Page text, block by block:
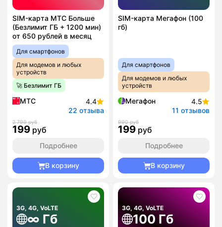
SIM-карта МТС Больше
(Безлимит ГБ + 1200 мин)
от 650 рублей в месяц
Для смартфонов
Для модемов и любых
устройств
🚀 Безлимит ГБ
МТС
4.4
22 отзыва
2 799 руб
199 руб
Подробнее
В корзину
SIM-карта Мегафон (100
гб)
Для смартфонов
Для модемов и любых
устройств
Мегафон
4.5
11 отзывов
990 руб
199 руб
Подробнее
В корзину
3G, 4G, VoLTE
∞ Гб
3G, 4G, VoLTE
100 Гб